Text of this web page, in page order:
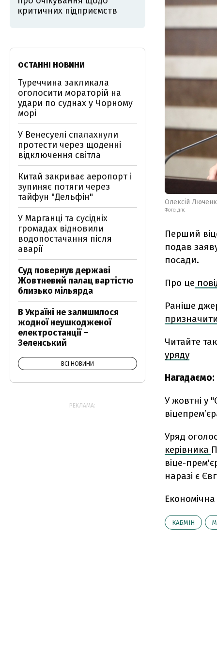
Олексій
ФОТО: ДПС
Перший
подав
посади.
Про це
Раніше
Читайте
уряду
Нагадаємо:
У жовтні у
Уряд
керівника
віце-
наразі є
КАБМІН
критичних підприємств
ОСТАННІ НОВИНИ
Туреччина закликала
оголосити мораторій на
удари по суднах у Чорному
морі
У Венесуелі спалахнули
протести через щоденні
відключення світла
Китай закриває аеропорт і
зупиняє потяги через
тайфун "Дельфін"
У Марганці та сусідніх
громадах відновили
водопостачання після
аварії
Суд повернув державі
Жовтневий палац вартістю
близько мільярда
В Україні не залишилося
жодної неушкодженої
електростанції –
Зеленський
ВСІ НОВИНИ
РЕКЛАМА: